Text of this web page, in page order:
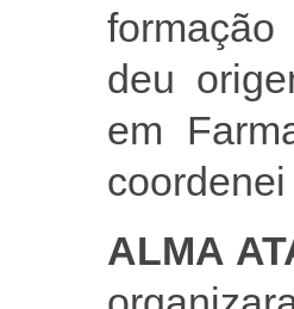
deu
em
ALMA